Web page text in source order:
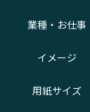
業種・お仕事
イメージ
用紙サイズ